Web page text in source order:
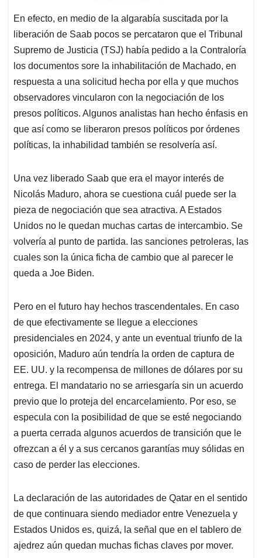
En efecto, en medio de la algarabía suscitada por la
liberación de Saab pocos se percataron que el Tribunal
Supremo de Justicia (TSJ) había pedido a la Contraloría
los documentos sore la inhabilitación de Machado, en
respuesta a una solicitud hecha por ella y que muchos
observadores vincularon con la negociación de los
presos políticos. Algunos analistas han hecho énfasis en
que así como se liberaron presos políticos por órdenes
políticas, la inhabilidad también se resolvería así.
Una vez liberado Saab que era el mayor interés de
Nicolás Maduro, ahora se cuestiona cuál puede ser la
pieza de negociación que sea atractiva. A Estados
Unidos no le quedan muchas cartas de intercambio. Se
volvería al punto de partida. las sanciones petroleras, las
cuales son la única ficha de cambio que al parecer le
queda a Joe Biden.
Pero en el futuro hay hechos trascendentales. En caso
de que efectivamente se llegue a elecciones
presidenciales en 2024, y ante un eventual triunfo de la
oposición, Maduro aún tendría la orden de captura de
EE. UU. y la recompensa de millones de dólares por su
entrega. El mandatario no se arriesgaría sin un acuerdo
previo que lo proteja del encarcelamiento. Por eso, se
especula con la posibilidad de que se esté negociando
a puerta cerrada algunos acuerdos de transición que le
ofrezcan a él y a sus cercanos garantías muy sólidas en
caso de perder las elecciones.
La declaración de las autoridades de Qatar en el sentido
de que continuara siendo mediador entre Venezuela y
Estados Unidos es, quizá, la señal que en el tablero de
ajedrez aún quedan muchas fichas claves por mover.